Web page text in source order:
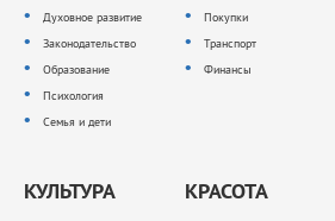
Духовное развитие
Законодательство
Образование
Психология
Семья и дети
Покупки
Транспорт
Финансы
КУЛЬТУРА КРАСОТА